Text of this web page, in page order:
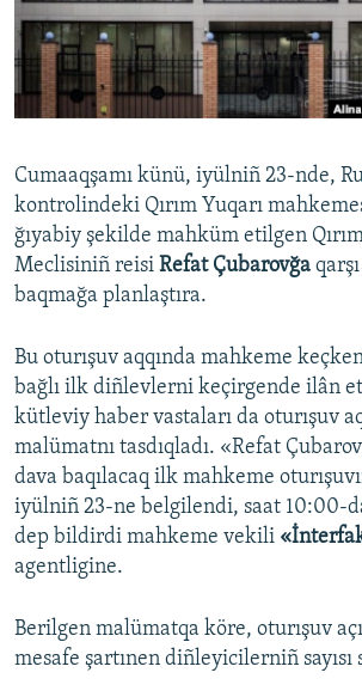
Русский
Українською
RFE/RS bütün saytları
Cumaaqşamı künü, iyülniñ 23-nde,
kontrolindeki Qırım Yuqarı
ğıyabiy şekilde mahküm etilgen
Meclisiniñ reisi Refat Çubarovğa
baqmağa planlaştıra.
Bu oturışuv aqqında mahkeme
bağlı ilk diñlevlerni keçirgende ilân
kütleviy haber vastaları da oturışuv
malümatnı tasdıqladı. «Refat
dava baqılacaq ilk mahkeme
iyülniñ 23-ne belgilendi, saat 10:00-
dep bildirdi mahkeme vekili
agentligine.
Berilgen malümatqa köre, oturışuv
mesafe şartınen diñleyicilerniñ sayısı